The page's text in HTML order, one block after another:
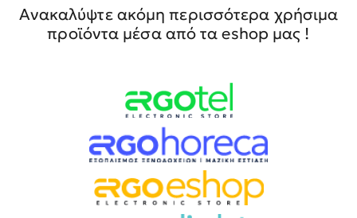
Ανακαλύψτε ακόμη περισσότερα χρήσιμα
προϊόντα μέσα από τα eshop μας !